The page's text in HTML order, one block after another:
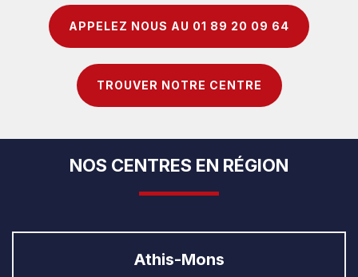
APPELEZ NOUS AU 01 89 20 09 64
TROUVER NOTRE CENTRE
NOS CENTRES EN RÉGION
Athis-Mons